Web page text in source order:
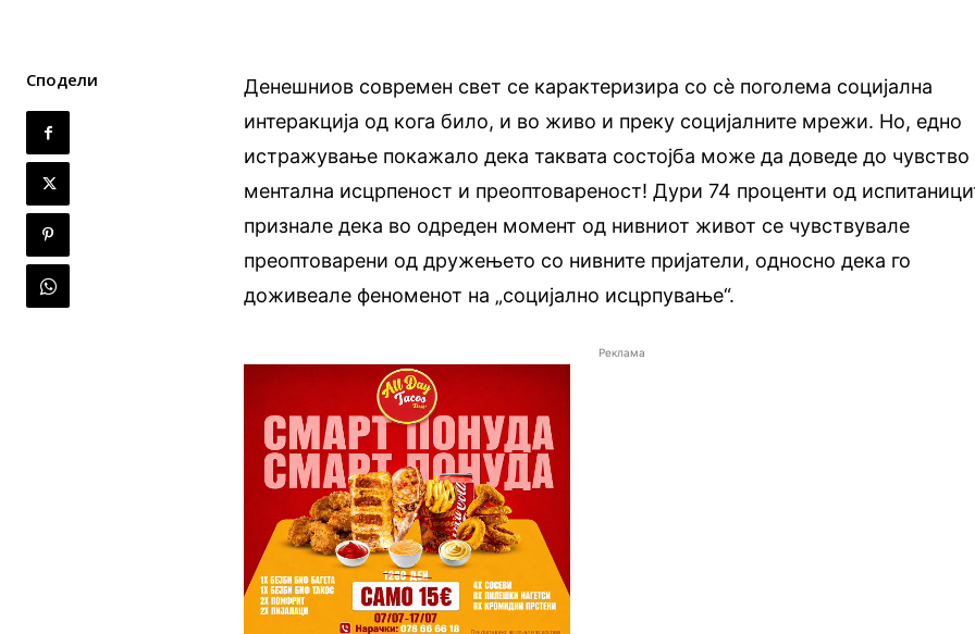
Сподели
Денешниов современ свет се карактеризира со сè поголема социјална
интеракција од кога било, и во живо и преку социјалните мрежи. Но, едно
истражување покажало дека таквата состојба може да доведе до чувство
ментална исцрпеност и преоптовареност! Дури 74 проценти од
признале дека во одреден момент од нивниот живот се чувствувале
преоптоварени од дружењето со нивните пријатели, односно дека го
доживеале феноменот на „социјално исцрпување“.
Реклама